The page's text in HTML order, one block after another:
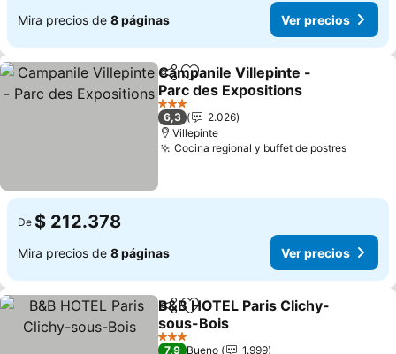
Mira precios de 8 páginas Ver precios
CompartirAgregar a favoritos
Campanile Villepinte -
Parc des Expositions
Ver precios
3 Estrellas
6,3
2.026
Villepinte
Cocina regional y buffet de postresVer
De $ 212.378
Mira precios de 8 páginas Ver precios
CompartirAgregar a favoritos
B&B HOTEL Paris Clichy-
sous-Bois
Ver precios
3 Estrellas
7,9 Bueno 1.999